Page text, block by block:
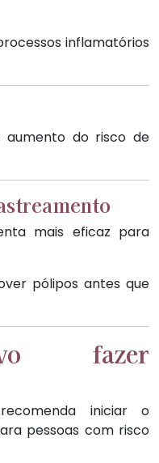
inflamatórios
aumento do risco de
mais eficaz para
pólipos antes que
fazer
iniciar o
pessoas com risco